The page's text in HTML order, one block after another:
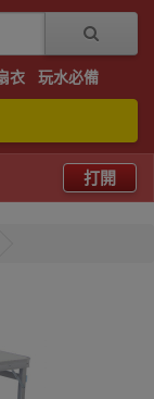
衣 玩水必備
打開